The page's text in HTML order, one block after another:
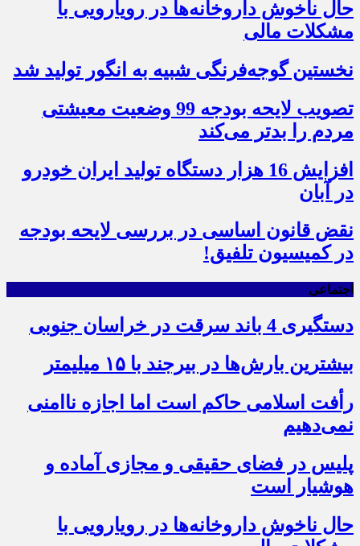
حال ناخوش داروخانه‌ها در رویارویی با
مشکلات مالی
نخستین گوجه‌فرنگی شبیه به انگور تولید شد
تصویب لایحه بودجه 99 وضعیت معیشتی
مردم را بدتر می‌کند
افزایش 16 هزار دستگاه تولید ایران خودرو
در آبان
نقض قانون اساسی در بررسی لایحه بودجه
در کمیسیون تلفیق!
اجتماعی
دستگیری 4 باند سرقت در خراسان جنوبی
بیشترین بارش‌ها در بیرجند با ۱۵ میلیمتر
رأفت اسلامی حاکم است اما اجازه ناامنی
نمی‌دهیم
پلیس در فضای حقیقی و مجازی آماده و
هوشیار است
حال ناخوش داروخانه‌ها در رویارویی با